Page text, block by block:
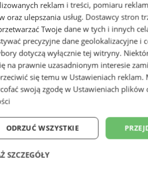
kryminalne w Wodzisławiu
lokalne
stron www - Wodzisław
reklam i treści, pomiaru
oraz ulepszania usług. Dostawcy stron
Twoje dane w tych i innych
precyzyjne dane geolokalizacyjne i
dotyczą wyłącznie tej witryny.
na prawnie uzasadnionym interesie
się temu w Ustawieniach reklam.
swoją zgodę w Ustawieniach plików
ODRZUĆ WSZYSTKIE
SZCZEGÓŁY